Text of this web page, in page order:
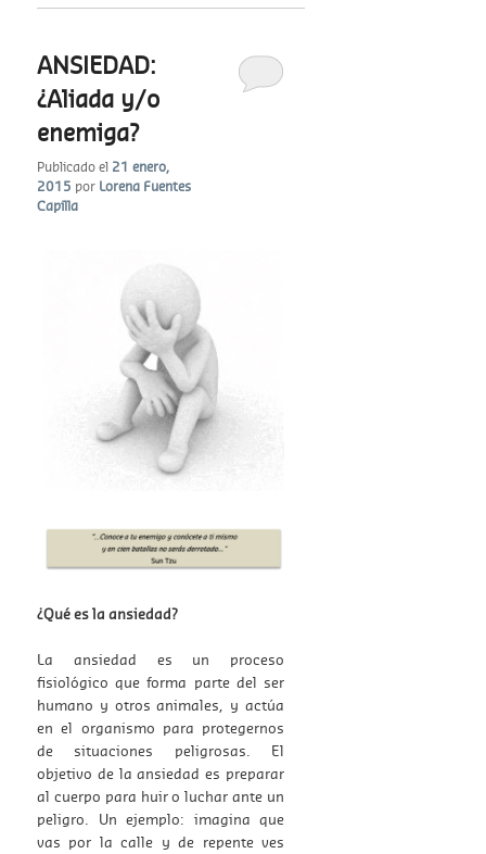
ANSIEDAD:
¿Aliada y/o
enemiga?
Publicado el 21 enero,
2015 por Lorena Fuentes
Capilla
¿Qué es la ansiedad?
La ansiedad es un proceso
fisiológico que forma parte del ser
humano y otros animales, y actúa
en el organismo para protegernos
de situaciones peligrosas. El
objetivo de la ansiedad es preparar
al cuerpo para huir o luchar ante un
peligro. Un ejemplo: imagina que
vas por la calle y de repente ves